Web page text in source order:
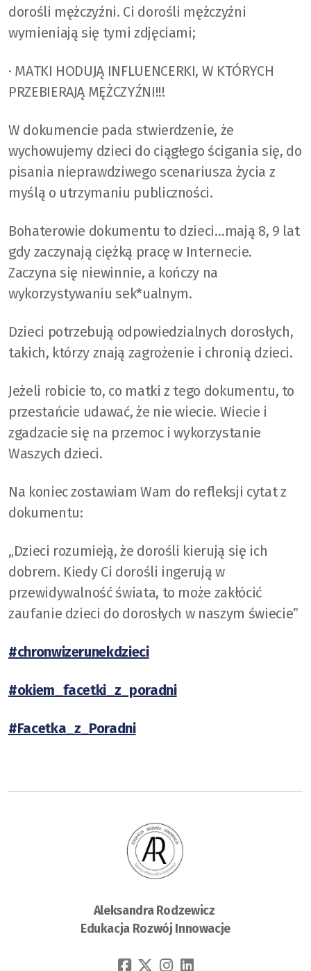
dorośli mężczyźni. Ci dorośli mężczyźni
wymieniają się tymi zdjęciami;
· MATKI HODUJĄ INFLUENCERKI, W KTÓRYCH
PRZEBIERAJĄ MĘŻCZYŹNI!!!
W dokumencie pada stwierdzenie, że
wychowujemy dzieci do ciągłego ścigania się, do
pisania nieprawdziwego scenariusza życia z
myślą o utrzymaniu publiczności.
Bohaterowie dokumentu to dzieci…mają 8, 9 lat
gdy zaczynają ciężką pracę w Internecie.
Zaczyna się niewinnie, a kończy na
wykorzystywaniu sek*ualnym.
Dzieci potrzebują odpowiedzialnych dorosłych,
takich, którzy znają zagrożenie i chronią dzieci.
Jeżeli robicie to, co matki z tego dokumentu, to
przestańcie udawać, że nie wiecie. Wiecie i
zgadzacie się na przemoc i wykorzystanie
Waszych dzieci.
Na koniec zostawiam Wam do refleksji cytat z
dokumentu:
„Dzieci rozumieją, że dorośli kierują się ich
dobrem. Kiedy Ci dorośli ingerują w
przewidywalność świata, to może zakłócić
zaufanie dzieci do dorosłych w naszym świecie”
#chronwizerunekdzieci
#okiem_facetki_z_poradni
#Facetka_z_Poradni
Aleksandra Rodzewicz
Edukacja Rozwój Innowacje